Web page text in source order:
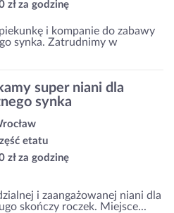
zł za godzinę
i kompanie do zabawy
synka. Zatrudnimy w
super niani dla
synka
etatu
zł za godzinę
i zaangażowanej niani dla
skończy roczek. Miejsce...